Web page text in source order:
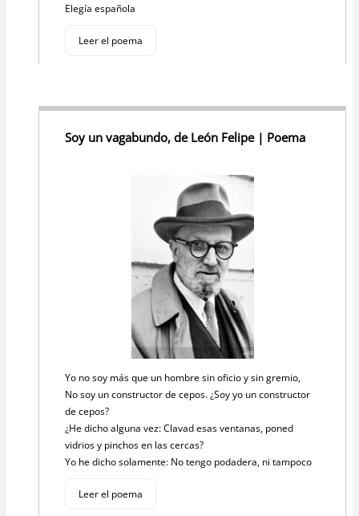
Elegía española
Leer el poema
Soy un vagabundo, de León Felipe | Poema
Yo no soy más que un hombre sin oficio y sin gremio,
No soy un constructor de cepos. ¿Soy yo un constructor
de cepos?
¿He dicho alguna vez: Clavad esas ventanas, poned
vidrios y pinchos en las cercas?
Yo he dicho solamente: No tengo podadera, ni tampoco
Leer el poema